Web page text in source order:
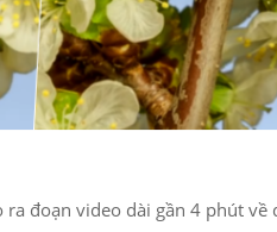
đoạn video dài gần 4 phút